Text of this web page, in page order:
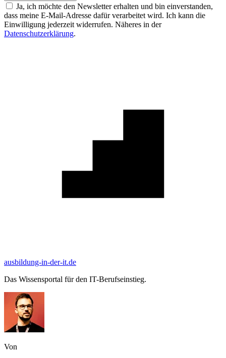
Ja, ich möchte den Newsletter erhalten und bin einverstanden,
dass meine E-Mail-Adresse dafür verarbeitet wird. Ich kann die
Einwilligung jederzeit widerrufen. Näheres in der
Datenschutzerklärung.
ausbildung-in-der-it.de
Das Wissensportal für den IT-Berufseinstieg.
Von